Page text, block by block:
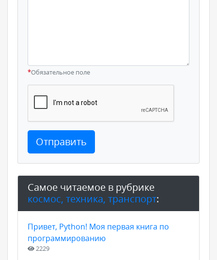
*Обязательное поле
Отправить
Самое читаемое в рубрике
космос, техника, транспорт:
Привет, Python! Моя первая книга по
программированию
2229